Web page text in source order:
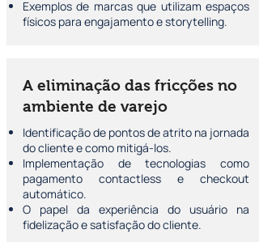
Exemplos de marcas que utilizam espaços
físicos para engajamento e storytelling.
A eliminação das fricções no
ambiente de varejo
Identificação de pontos de atrito na jornada
do cliente e como mitigá-los.
Implementação de tecnologias como
pagamento contactless e checkout
automático.
O papel da experiência do usuário na
fidelização e satisfação do cliente.